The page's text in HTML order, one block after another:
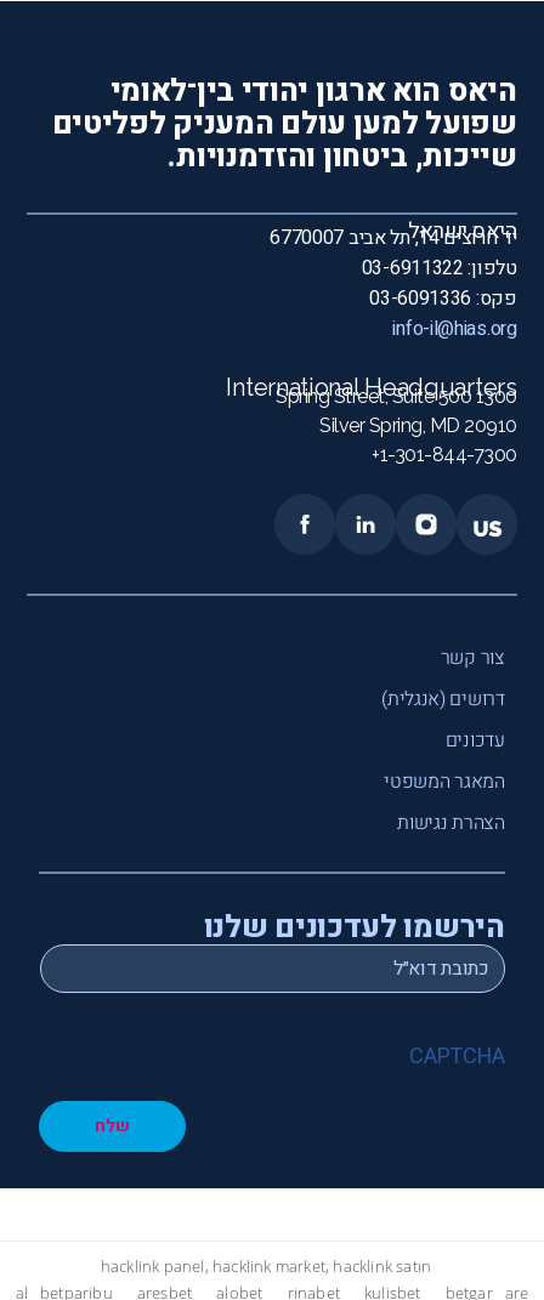
היאס הוא ארגון יהודי בין־לאומי
שפועל למען עולם המעניק לפליטים
שייכות, ביטחון והזדמנויות.
היאס ישראל
יד חרוצים 14, תל אביב 6770007
טלפון: 03-6911322
פקס: 03-6091336
info-il@hias.org
International Headquarters
1300 Spring Street, Suite 500
Silver Spring, MD 20910
1-301-844-7300+
צור קשר
דרושים (אנגלית)
עדכונים
המאגר המשפטי
הצהרת נגישות
הירשמו לעדכונים שלנו
Email
*
CAPTCHA
שלח
hacklink panel, hacklink market, hacklink satın
al
betparibu aresbet alobet rinabet kulisbet betgar are